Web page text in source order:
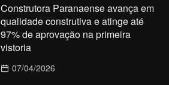
Construtora Paranaense avança em
qualidade construtiva e atinge até
97% de aprovação na primeira
vistoria
07/04/2026